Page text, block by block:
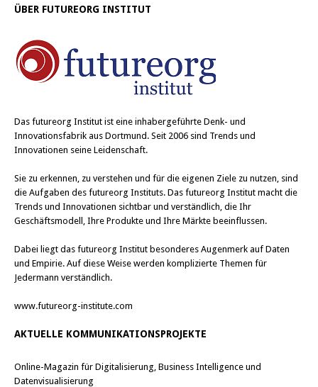
ÜBER FUTUREORG INSTITUT
Das futureorg Institut ist eine inhabergeführte Denk- und
Innovationsfabrik aus Dortmund. Seit 2006 sind Trends und
Innovationen seine Leidenschaft.
Sie zu erkennen, zu verstehen und für die eigenen Ziele zu nutzen, sind
die Aufgaben des futureorg Instituts. Das futureorg Institut macht die
Trends und Innovationen sichtbar und verständlich, die Ihr
Geschäftsmodell, Ihre Produkte und Ihre Märkte beeinflussen.
Dabei liegt das futureorg Institut besonderes Augenmerk auf Daten
und Empirie. Auf diese Weise werden komplizierte Themen für
Jedermann verständlich.
www.futureorg-institute.com
AKTUELLE KOMMUNIKATIONSPROJEKTE
Online-Magazin für Digitalisierung, Business Intelligence und
Datenvisualisierung